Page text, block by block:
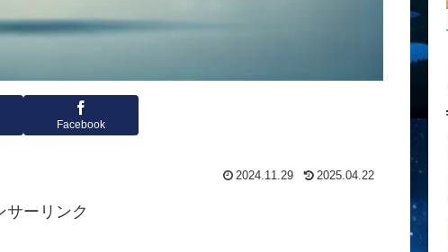
Facebook
2024.11.29 2025.04.22
サーリンク